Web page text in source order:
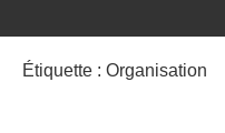
Étiquette : Organisation